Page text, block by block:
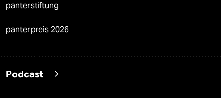
panterstiftung
panterpreis 2026
Podcast